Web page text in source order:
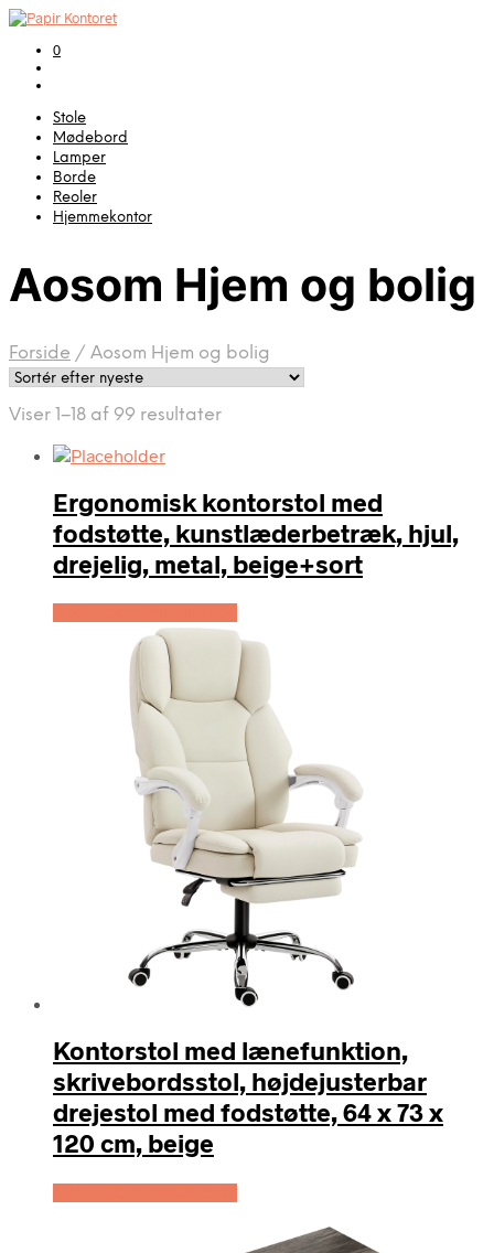
0
Stole
Mødebord
Lamper
Borde
Reoler
Hjemmekontor
Aosom Hjem og bolig
Forside / Aosom Hjem og bolig
Viser 1–18 af 99 resultaterSorteret
Ergonomisk kontorstol med
fodstøtte, kunstlæderbetræk, hjul,
drejelig, metal, beige+sort
Kontorstol med lænefunktion,
skrivebordsstol, højdejusterbar
drejestol med fodstøtte, 64 x 73 x
120 cm, beige